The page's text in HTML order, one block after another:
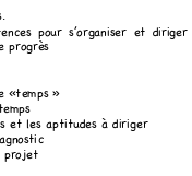
.
ces pour s’organiser et diriger
progrès
«temps »
emps
et les aptitudes à diriger
gnostic
projet